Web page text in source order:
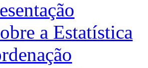
a Estatística